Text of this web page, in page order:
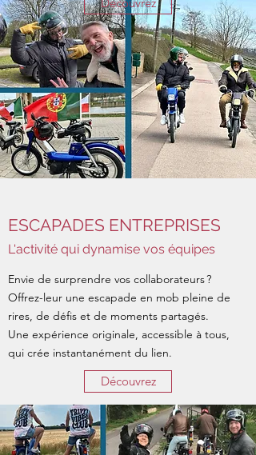
ESCAPADES ENTREPRISES
L'activité qui dynamise vos équipes
Envie de surprendre vos collaborateurs ?
Offrez-leur une escapade en mob pleine de
rires, de défis et de moments partagés.
Une expérience originale, accessible à tous,
qui crée instantanément du lien.
Découvrez